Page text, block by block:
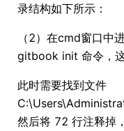
录结构如下所示：
（2）在cmd窗口中
gitbook init 命令，这
此时需要找到文件
然后将 72 行注释掉